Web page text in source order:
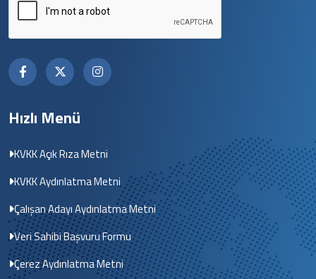
Hızlı Menü
KVKK Açık Rıza Metni
KVKK Aydınlatma Metni
Çalışan Adayı Aydınlatma Metni
Veri Sahibi Başvuru Formu
Çerez Aydınlatma Metni